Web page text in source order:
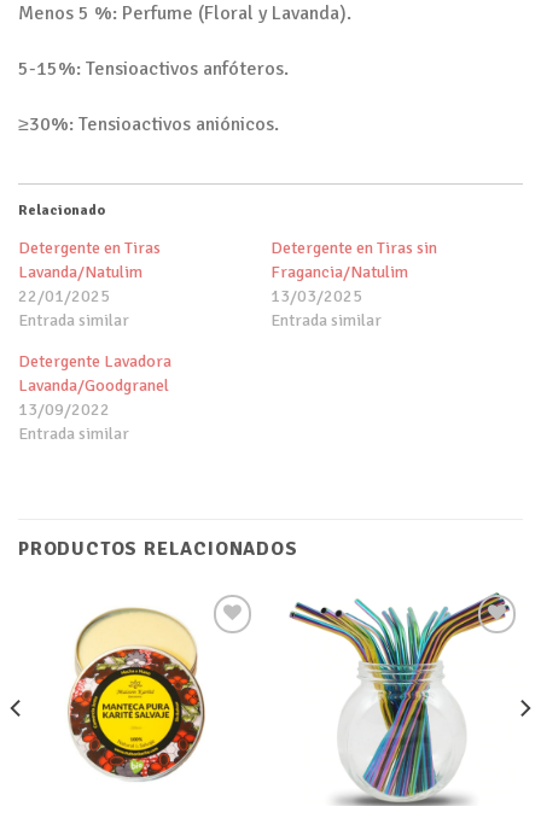
Menos 5 %: Perfume (Floral y Lavanda).
5-15%: Tensioactivos anfóteros.
≥30%: Tensioactivos aniónicos.
Relacionado
Detergente en Tiras
Lavanda/Natulim
22/01/2025
Entrada similar
Detergente en Tiras sin
Fragancia/Natulim
13/03/2025
Entrada similar
Detergente Lavadora
Lavanda/Goodgranel
13/09/2022
Entrada similar
PRODUCTOS RELACIONADOS
lista de